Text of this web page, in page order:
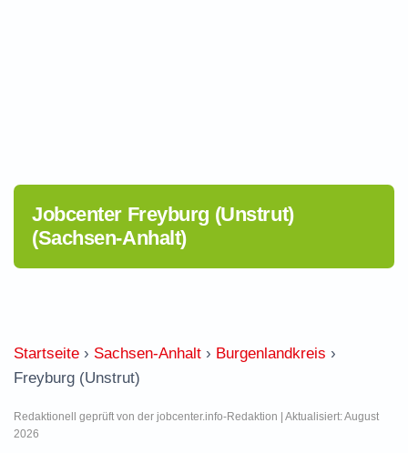
Jobcenter Freyburg (Unstrut)
(Sachsen-Anhalt)
Startseite › Sachsen-Anhalt › Burgenlandkreis ›
Freyburg (Unstrut)
Redaktionell geprüft von der jobcenter.info-Redaktion | Aktualisiert: August
2026